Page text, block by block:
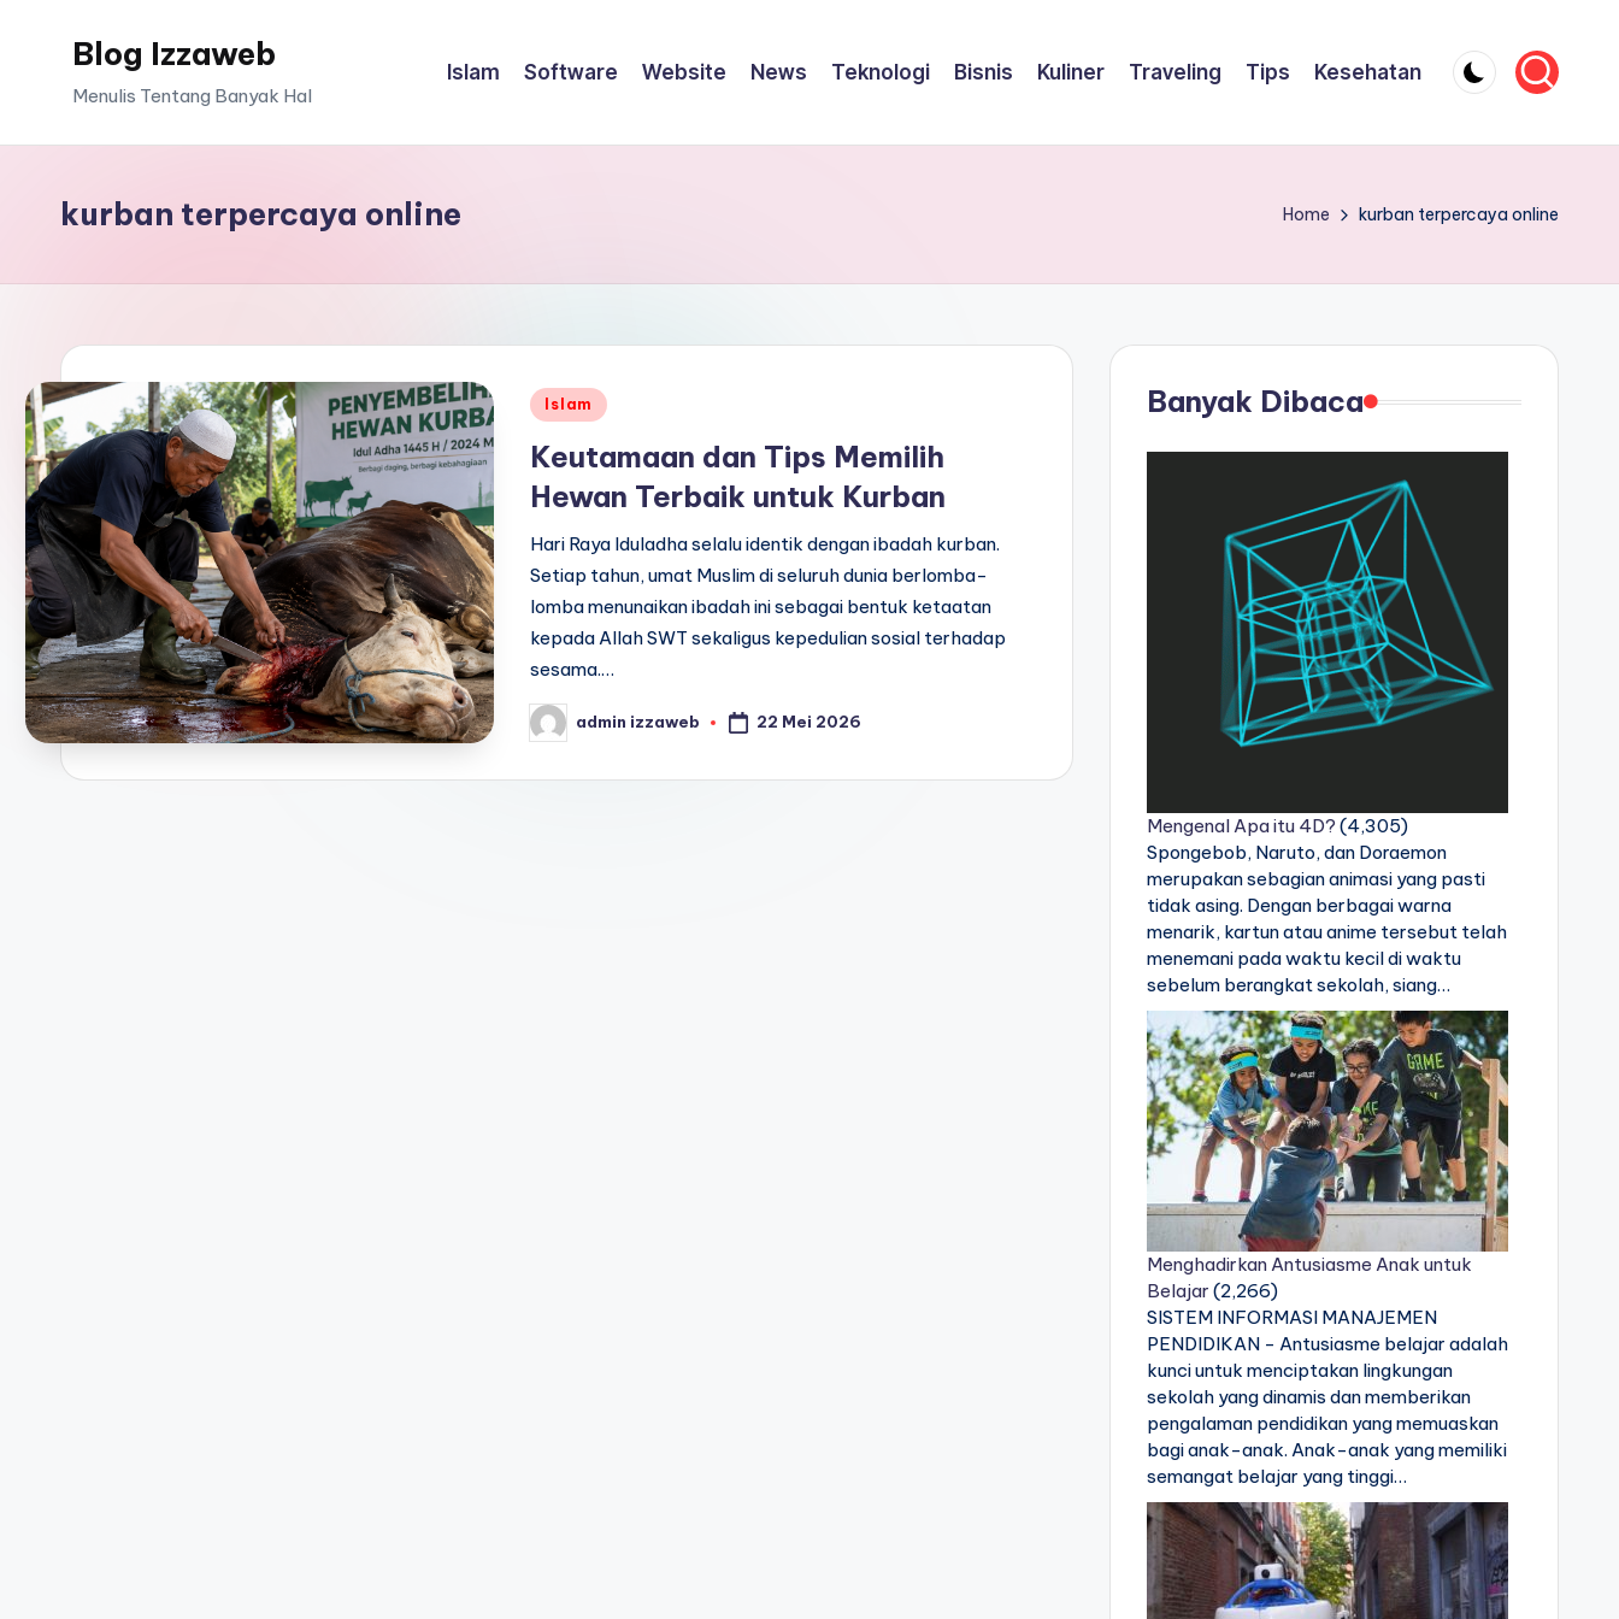
Blog Izzaweb
Menulis Tentang Banyak Hal
Islam Software Website News Teknologi Bisnis Kuliner Traveling Tips Kesehatan
kurban terpercaya online Home kurban terpercaya online
Posted
Islam
Keutamaan dan Tips Memilih
Hewan Terbaik untuk Kurban
Hari Raya Iduladha selalu identik dengan ibadah kurban.
Setiap tahun, umat Muslim di seluruh dunia berlomba-
lomba menunaikan ibadah ini sebagai bentuk ketaatan
kepada Allah SWT sekaligus kepedulian sosial terhadap
sesama.…
Posted
by
admin izzaweb 22 Mei 2026
Banyak Dibaca
Mengenal Apa itu 4D? (4,305)
Spongebob, Naruto, dan Doraemon
merupakan sebagian animasi yang pasti
tidak asing. Dengan berbagai warna
menarik, kartun atau anime tersebut telah
menemani pada waktu kecil di waktu
sebelum berangkat sekolah, siang…
Menghadirkan Antusiasme Anak untuk
Belajar (2,266)
SISTEM INFORMASI MANAJEMEN
PENDIDIKAN - Antusiasme belajar adalah
kunci untuk menciptakan lingkungan
sekolah yang dinamis dan memberikan
pengalaman pendidikan yang memuaskan
bagi anak-anak. Anak-anak yang memiliki
semangat belajar yang tinggi…